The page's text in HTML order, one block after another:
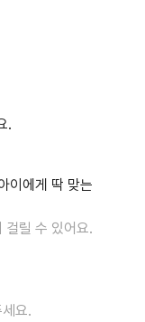
.
이에게 딱 맞는
걸릴 수 있어요.
요.